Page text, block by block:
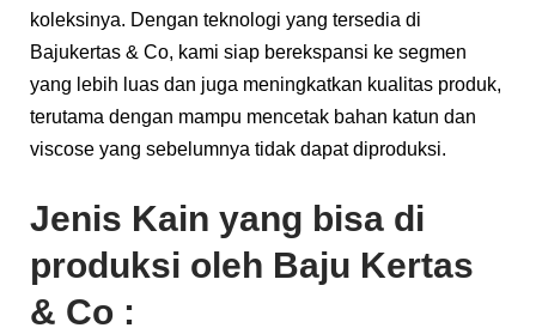
koleksinya. Dengan teknologi yang tersedia di
Bajukertas & Co, kami siap berekspansi ke segmen
yang lebih luas dan juga meningkatkan kualitas produk,
terutama dengan mampu mencetak bahan katun dan
viscose yang sebelumnya tidak dapat diproduksi.
Jenis Kain yang bisa di
produksi oleh Baju Kertas
& Co :